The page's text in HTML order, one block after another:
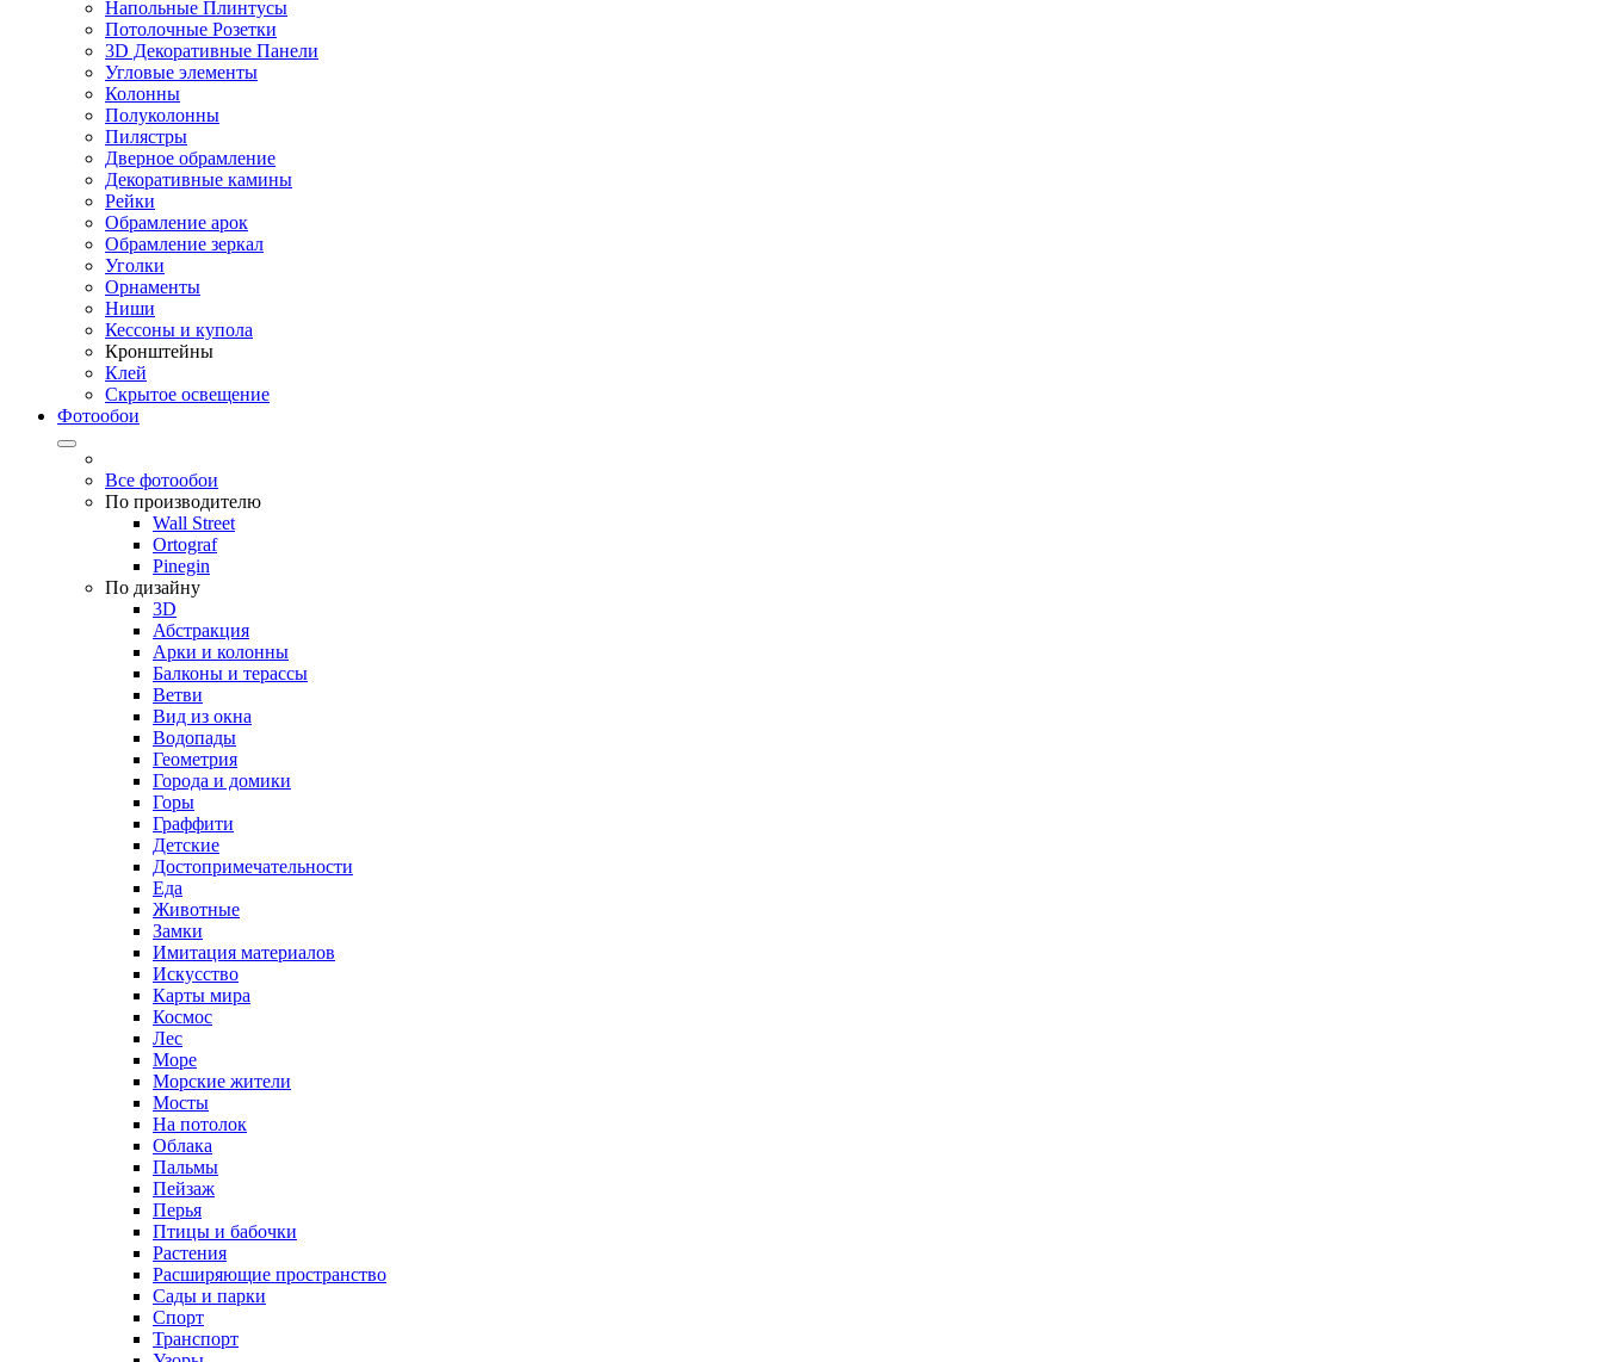
Напольные Плинтусы
Потолочные Розетки
3D Декоративные Панели
Угловые элементы
Колонны
Полуколонны
Пилястры
Дверное обрамление
Декоративные камины
Рейки
Обрамление арок
Обрамление зеркал
Уголки
Орнаменты
Ниши
Кессоны и купола
Кронштейны
Клей
Скрытое освещение
Фотообои
Все фотообои
По производителю
Wall Street
Ortograf
Pinegin
По дизайну
3D
Абстракция
Арки и колонны
Балконы и терассы
Ветви
Вид из окна
Водопады
Геометрия
Города и домики
Горы
Граффити
Детские
Достопримечательности
Еда
Животные
Замки
Имитация материалов
Искусство
Карты мира
Космос
Лес
Море
Морские жители
Мосты
На потолок
Облака
Пальмы
Пейзаж
Перья
Птицы и бабочки
Растения
Расширяющие пространство
Сады и парки
Спорт
Транспорт